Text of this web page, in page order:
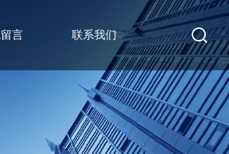
言 联系我们